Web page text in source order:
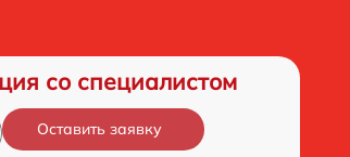
со специалистом
Оставить заявку